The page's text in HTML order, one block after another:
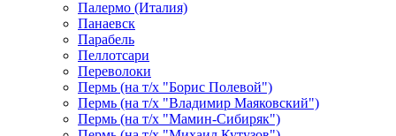
Палермо (Италия)
Панаевск
Парабель
Пеллотсари
Переволоки
Пермь (на т/х "Борис Полевой")
Пермь (на т/х "Владимир Маяковский")
Пермь (на т/х "Мамин-Сибиряк")